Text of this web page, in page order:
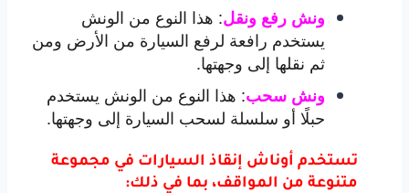
ونش رفع ونقل: هذا النوع من الونش
يستخدم رافعة لرفع السيارة من الأرض ومن
ثم نقلها إلى وجهتها.
ونش سحب: هذا النوع من الونش يستخدم
حبلًا أو سلسلة لسحب السيارة إلى وجهتها.
تستخدم أوناش إنقاذ السيارات في مجموعة
متنوعة من المواقف، بما في ذلك: